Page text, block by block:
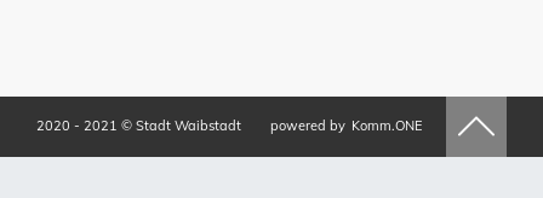
2020 - 2021 © Stadt Waibstadt powered by Komm.ONE